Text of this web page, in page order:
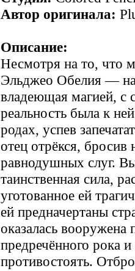
Автор оригинала:
Описание:
Несмотря на то, что
Эльджео Обелия —
владеющая магией, с
реальность была к
родах, успев
отец отрёкся, бросив
равнодушных слуг.
таинственная сила,
уготованное ей
ей предначертаны
оказалась вооружена
предречённого рока
противостоять.